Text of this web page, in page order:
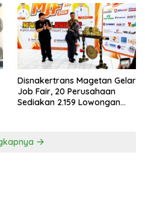
Disnakertrans Magetan Gelar
Job Fair, 20 Perusahaan
Sediakan 2.159 Lowongan